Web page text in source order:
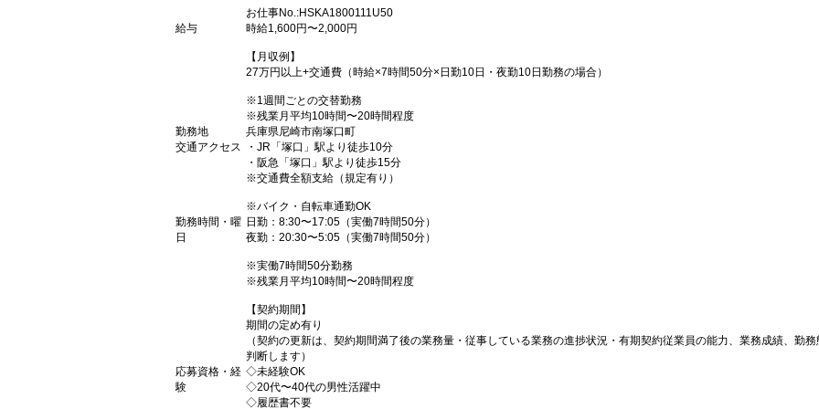
お仕事No.:HSKA1800111U50
給与
時給1,600円〜2,000円
【月収例】
27万円以上+交通費（時給×7時間50分×日勤10日・夜勤10日勤務の場合）
※1週間ごとの交替勤務
※残業月平均10時間〜20時間程度
勤務地
兵庫県尼崎市南塚口町
交通アクセス
・JR「塚口」駅より徒歩10分
・阪急「塚口」駅より徒歩15分
※交通費全額支給（規定有り）
※バイク・自転車通勤OK
勤務時間・曜
日
日勤：8:30〜17:05（実働7時間50分）
夜勤：20:30〜5:05（実働7時間50分）
※実働7時間50分勤務
※残業月平均10時間〜20時間程度
【契約期間】
期間の定め有り
（契約の更新は、契約期間満了後の業務量・従事している業務の進捗状況・有期契約従業員の能力、業務成績、勤務
判断します）
応募資格・経
験
◇未経験OK
◇20代〜40代の男性活躍中
◇履歴書不要